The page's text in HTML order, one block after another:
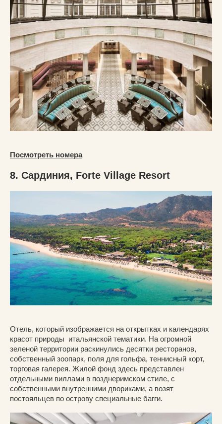
Посмотреть номера
8. Сардиния, Forte Village Resort
Отель, который изображается на открытках и календарях
красот природы итальянской тематики. На огромной
зеленой территории раскинулись десятки ресторанов,
собственный зоопарк, поля для гольфа, теннисный корт,
торговая галерея. Жилой фонд здесь представлен
отдельными виллами в позднеримском стиле, с
собственными внутренними двориками, а возят
постояльцев по острову специальные багги.